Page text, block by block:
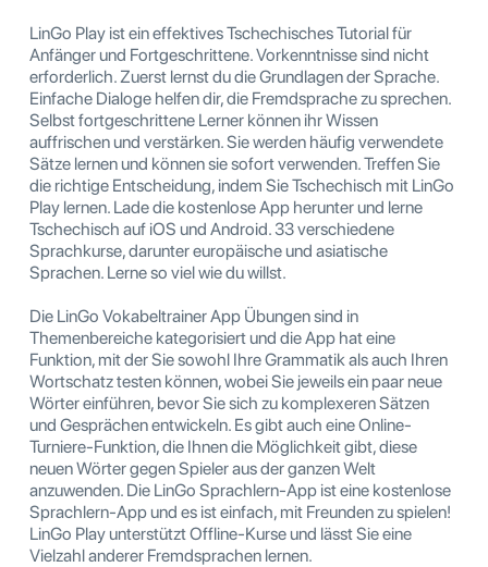
LinGo Play ist ein effektives Tschechisches Tutorial für
Anfänger und Fortgeschrittene. Vorkenntnisse sind nicht
erforderlich. Zuerst lernst du die Grundlagen der Sprache.
Einfache Dialoge helfen dir, die Fremdsprache zu sprechen.
Selbst fortgeschrittene Lerner können ihr Wissen
auffrischen und verstärken. Sie werden häufig verwendete
Sätze lernen und können sie sofort verwenden. Treffen Sie
die richtige Entscheidung, indem Sie Tschechisch mit LinGo
Play lernen. Lade die kostenlose App herunter und lerne
Tschechisch auf iOS und Android. 33 verschiedene
Sprachkurse, darunter europäische und asiatische
Sprachen. Lerne so viel wie du willst.
Die LinGo Vokabeltrainer App Übungen sind in
Themenbereiche kategorisiert und die App hat eine
Funktion, mit der Sie sowohl Ihre Grammatik als auch Ihren
Wortschatz testen können, wobei Sie jeweils ein paar neue
Wörter einführen, bevor Sie sich zu komplexeren Sätzen
und Gesprächen entwickeln. Es gibt auch eine Online-
Turniere-Funktion, die Ihnen die Möglichkeit gibt, diese
neuen Wörter gegen Spieler aus der ganzen Welt
anzuwenden. Die LinGo Sprachlern-App ist eine kostenlose
Sprachlern-App und es ist einfach, mit Freunden zu spielen!
LinGo Play unterstützt Offline-Kurse und lässt Sie eine
Vielzahl anderer Fremdsprachen lernen.